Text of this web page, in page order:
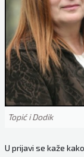
Topić i Dodik
U prijavi se kaže